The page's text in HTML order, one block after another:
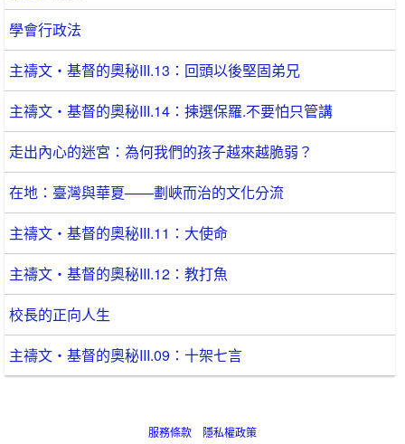
學會行政法
主禱文‧基督的奧秘III.13：回頭以後堅固弟兄
主禱文‧基督的奧秘III.14：揀選保羅.不要怕只管講
走出內心的迷宮：為何我們的孩子越來越脆弱？
在地：臺灣與華夏——劃峽而治的文化分流
主禱文‧基督的奧秘III.11：大使命
主禱文‧基督的奧秘III.12：教打魚
校長的正向人生
主禱文‧基督的奧秘III.09：十架七言
服務條款 隱私權政策